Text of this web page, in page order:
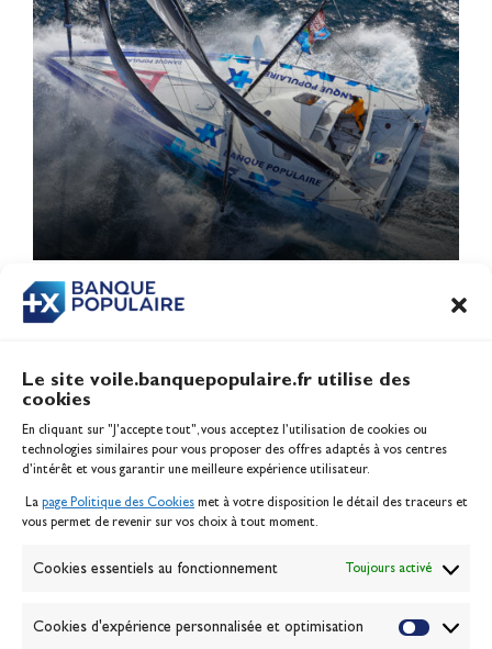
Le site voile.banquepopulaire.fr utilise des
cookies
En cliquant sur "J'accepte tout", vous acceptez l’utilisation de cookies ou
technologies similaires pour vous proposer des offres adaptés à vos centres
d’intérêt et vous garantir une meilleure expérience utilisateur.
La page Politique des Cookies met à votre disposition le détail des traceurs et
vous permet de revenir sur vos choix à tout moment.
Cookies essentiels au fonctionnement Toujours activé
Cookies d'expérience personnalisée et optimisation
Inscription serveur média
Contact
Politique des cookies
Banque de la voile
Passion Voile TV